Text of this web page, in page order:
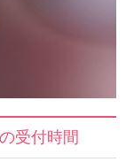
受付時間